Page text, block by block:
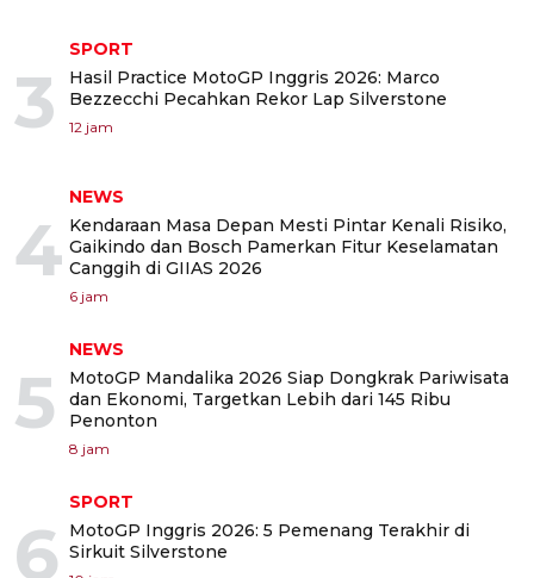
3
SPORT
Hasil Practice MotoGP Inggris 2026: Marco
Bezzecchi Pecahkan Rekor Lap Silverstone
12 jam
4
NEWS
Kendaraan Masa Depan Mesti Pintar Kenali Risiko,
Gaikindo dan Bosch Pamerkan Fitur Keselamatan
Canggih di GIIAS 2026
6 jam
5
NEWS
MotoGP Mandalika 2026 Siap Dongkrak Pariwisata
dan Ekonomi, Targetkan Lebih dari 145 Ribu
Penonton
8 jam
6
SPORT
MotoGP Inggris 2026: 5 Pemenang Terakhir di
Sirkuit Silverstone